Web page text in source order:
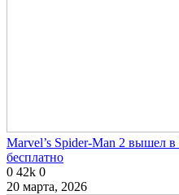
Marvel’s Spider-Man 2 вышел
бесплатно
0 42k 0
20 марта, 2026